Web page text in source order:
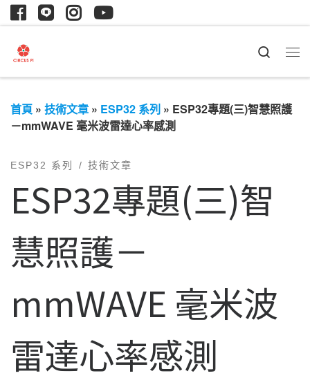
Search
首頁 » 技術文章 » ESP32 系列 » ESP32專題(三)智慧照護
－mmWAVE 毫米波雷達心率感測
ESP32 系列 技術文章
ESP32專題(三)智
慧照護－
mmWAVE 毫米波
雷達心率感測